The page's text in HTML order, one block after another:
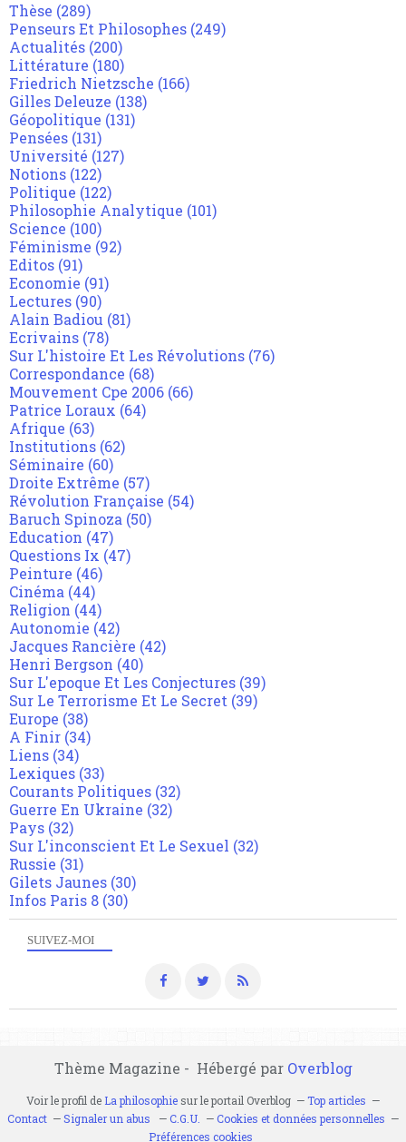
SUIVEZ-MOI
Thèse (289)
Penseurs Et Philosophes (249)
Actualités (200)
Littérature (180)
Friedrich Nietzsche (166)
Gilles Deleuze (138)
Géopolitique (131)
Pensées (131)
Université (127)
Notions (122)
Politique (122)
Philosophie Analytique (101)
Science (100)
Féminisme (92)
Editos (91)
Economie (91)
Lectures (90)
Alain Badiou (81)
Ecrivains (78)
Sur L'histoire Et Les Révolutions (76)
Correspondance (68)
Mouvement Cpe 2006 (66)
Patrice Loraux (64)
Afrique (63)
Institutions (62)
Séminaire (60)
Droite Extrême (57)
Révolution Française (54)
Baruch Spinoza (50)
Education (47)
Questions Ix (47)
Peinture (46)
Cinéma (44)
Religion (44)
Autonomie (42)
Jacques Rancière (42)
Henri Bergson (40)
Sur L'epoque Et Les Conjectures (39)
Sur Le Terrorisme Et Le Secret (39)
Europe (38)
A Finir (34)
Liens (34)
Lexiques (33)
Courants Politiques (32)
Guerre En Ukraine (32)
Pays (32)
Sur L'inconscient Et Le Sexuel (32)
Russie (31)
Gilets Jaunes (30)
Infos Paris 8 (30)
Thème Magazine - Hébergé par Overblog
Voir le profil de La philosophiesur le portail Overblog
Top articles
Contact
Signaler un abus C.G.U.
Cookies et données personnelles
Préférences cookies